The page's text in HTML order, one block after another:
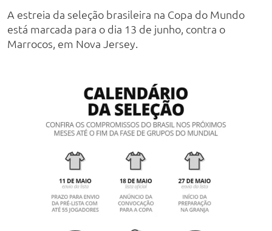
A estreia da seleção brasileira na Copa do Mundo
está marcada para o dia 13 de junho, contra o
Marrocos, em Nova Jersey.